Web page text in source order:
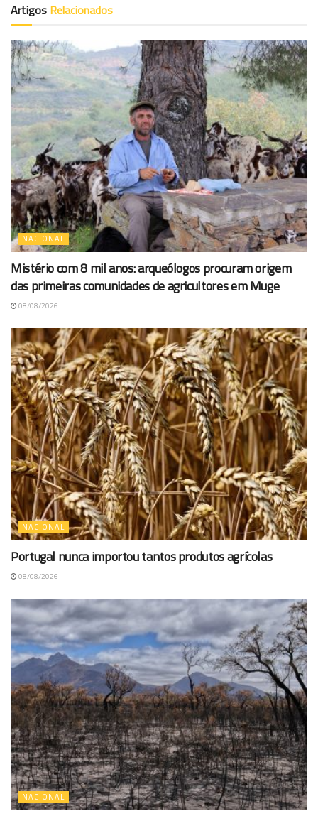
Artigos Relacionados
NACIONAL
Mistério com 8 mil anos: arqueólogos procuram origem
das primeiras comunidades de agricultores em Muge
08/08/2026
NACIONAL
Portugal nunca importou tantos produtos agrícolas
08/08/2026
NACIONAL